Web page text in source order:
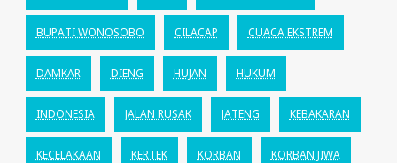
BUPATI WONOSOBO CILACAP CUACA EKSTREM
DAMKAR DIENG HUJAN HUKUM
INDONESIA JALAN RUSAK JATENG KEBAKARAN
KECELAKAAN KERTEK KORBAN KORBAN JIWA